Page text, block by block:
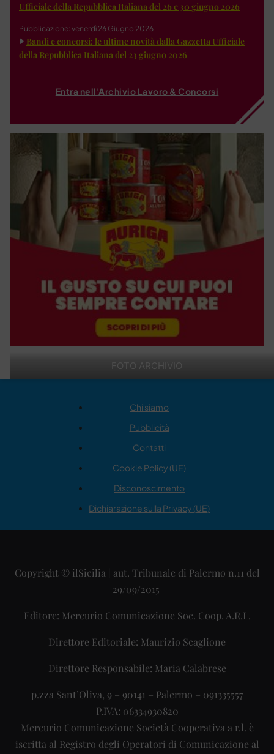
FOTO ARCHIVIO
Ufficiale della Repubblica Italiana del 26 e 30 giugno 2026
Pubblicazione: venerdì 26 Giugno 2026
Bandi e concorsi: le ultime novità dalla Gazzetta Ufficiale
della Repubblica Italiana del 23 giugno 2026
Entra nell'Archivio Lavoro & Concorsi
Chi siamo
Pubblicità
Contatti
Cookie Policy (UE)
Disconoscimento
Dichiarazione sulla Privacy (UE)
Copyright © ilSicilia | aut. Tribunale di Palermo n.11 del
29/09/2015
Editore: Mercurio Comunicazione Soc. Coop. A.R.L.
Direttore Editoriale: Maurizio Scaglione
Direttore Responsabile: Maria Calabrese
p.zza Sant’Oliva, 9 – 90141 – Palermo – 091335557
P.IVA: 06334930820
Mercurio Comunicazione Società Cooperativa a r.l. è
iscritta al Registro degli Operatori di Comunicazione al